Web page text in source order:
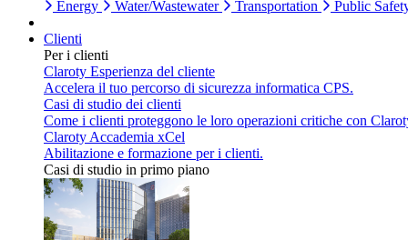
Energy
Water/Wastewater Transportation Public
Clienti
Per i clienti
Claroty Esperienza del cliente
Accelera il tuo percorso di sicurezza informatica CPS.
Casi di studio dei clienti
Come i clienti proteggono le loro operazioni critiche con
Claroty Accademia xCel
Abilitazione e formazione per i clienti.
Casi di studio in primo piano